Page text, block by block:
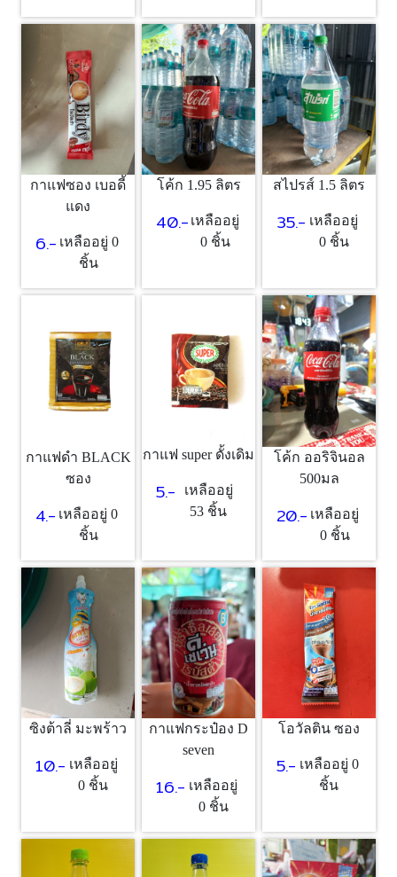
กาแฟซอง เบอดี้
แดง
6.- เหลืออยู่ 0
ชิ้น
โค้ก 1.95 ลิตร
40.- เหลืออยู่
0 ชิ้น
สไปรส์ 1.5 ลิตร
35.- เหลืออยู่
0 ชิ้น
กาแฟดำ BLACK
ซอง
4.- เหลืออยู่ 0
ชิ้น
กาแฟ super ดั้งเดิม
5.-
เหลืออยู่
53 ชิ้น
โค้ก ออริจินอล
500มล
20.- เหลืออยู่
0 ชิ้น
ซิงต้าลี่ มะพร้าว
10.- เหลืออยู่
0 ชิ้น
กาแฟกระป๋อง D
seven
16.- เหลืออยู่
0 ชิ้น
โอวัลติน ซอง
5.- เหลืออยู่ 0
ชิ้น